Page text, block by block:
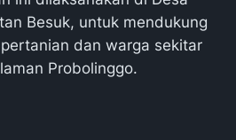
Besuk, untuk mendukung
dan warga sekitar
Probolinggo.